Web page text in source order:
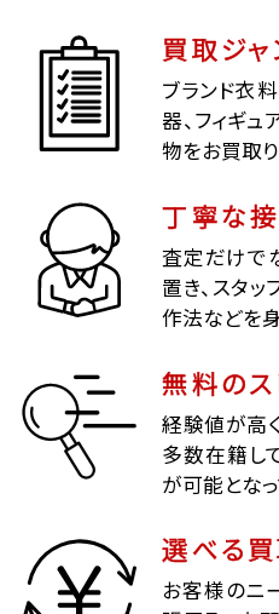
買取ジ
ブランド衣
器、フィギ
物をお買取り
丁寧な
査定だけで
置き、スタ
作法などを
無料の
経験値が高
多数在籍し
が可能となっ
選べる
お客様のニ